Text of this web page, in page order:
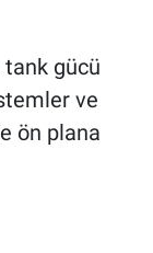
gücü
ve
ön plana